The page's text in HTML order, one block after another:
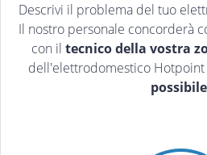
Descrivi il problema del tuo
Il nostro personale concorderà
con il tecnico della vostra
dell'elettrodomestico Hotpoint
possibile